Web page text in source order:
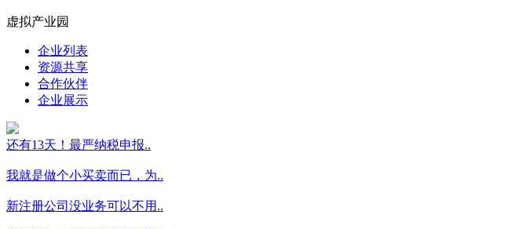
虚拟产业园
企业列表
资源共享
合作伙伴
企业展示
还有13天！最严纳税申报..
我就是做个小买卖而已，为..
新注册公司没业务可以不用..